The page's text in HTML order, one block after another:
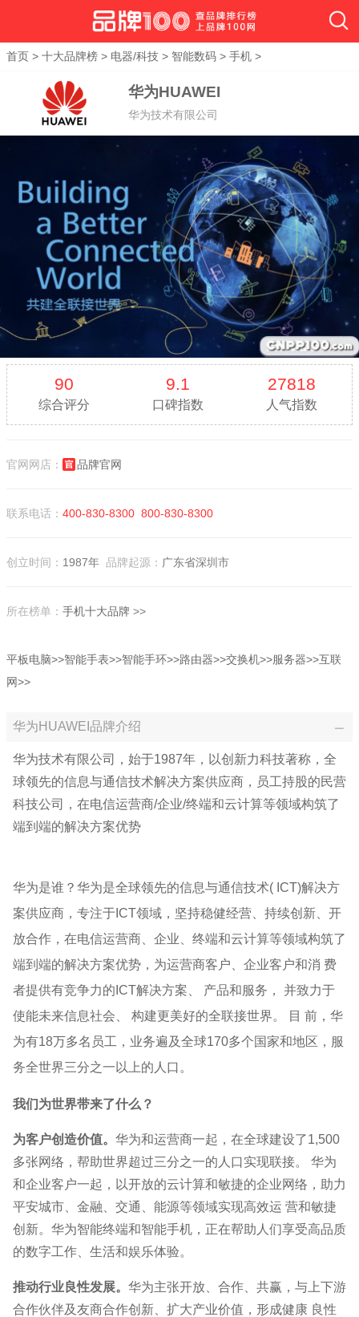
首页 > 十大品牌榜 > 电器/科技 > 智能数码 > 手机 >
华为HUAWEI
华为技术有限公司
90
综合评分
9.1
口碑指数
27818
人气指数
官网网店： 品牌官网
联系电话： 400-830-8300 800-830-8300
创立时间： 1987年 品牌起源： 广东省深圳市
所在榜单： 手机十大品牌 >>
平板电脑>>智能手表>>智能手环>>路由器>>交换机>>服务器>>互联
网>>
华为HUAWEI品牌介绍
华为技术有限公司
，始于1987年，以创新力科技著称，全
球领先的信息与通信技术解决方案供应商，员工持股的民营
科技公司，在电信运营商/企业/终端和云计算等领域构筑了
端到端的解决方案优势
华为是谁？ 华为是全球领先的信息与通信技术( ICT)解决方
案供应商，专注于ICT领域，坚持稳健经营、持续创新、开
放合作，在电信运营商、企业、终端和云计算等领域构筑了
端到端的解决方案优势，为运营商客户、企业客户和消 费
者提供有竞争力的ICT解决方案、 产品和服务， 并致力于
使能未来信息社会、 构建更美好的全联接世界。 目 前，华
为有18万多名员工，业务遍及全球170多个国家和地区，服
务全世界三分之一以上的人口。
我们为世界带来了什么？
为客户创造价值。 华为和运营商一起，在全球建设了1,500
多张网络，帮助世界超过三分之一的人口实现联接。 华为
和企业客户一起，以开放的云计算和敏捷的企业网络，助力
平安城市、金融、交通、能源等领域实现高效运 营和敏捷
创新。华为智能终端和智能手机，正在帮助人们享受高品质
的数字工作、生活和娱乐体验。
推动行业良性发展。 华为主张开放、合作、共赢，与上下游
合作伙伴及友商合作创新、扩大产业价值，形成健康 良性